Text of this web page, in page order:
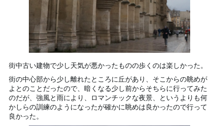
街中古い建物で少し天気が悪かったものの歩くのは楽しかった。
街の中心部から少し離れたところに丘があり、そこからの眺めが
よとのことだったので、暗くなる少し前からそちらに行ってみた
のだが、強風と雨により、ロマンチックな夜景、というよりも何
かしらの訓練のようになったが確かに眺めは良かったので行って
良かった。